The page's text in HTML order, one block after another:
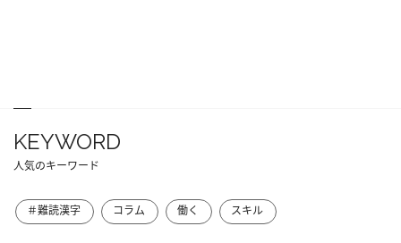
KEYWORD
人気のキーワード
＃難読漢字 コラム 働く スキル